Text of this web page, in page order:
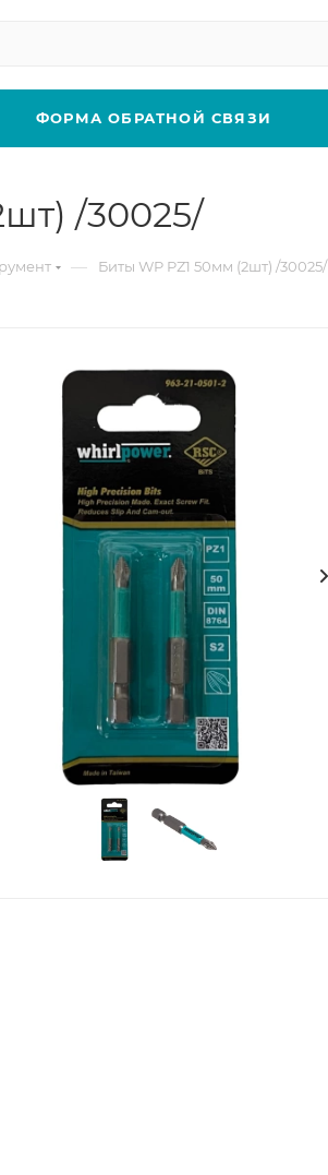
ФОРМА ОБРАТНОЙ СВЯЗИ
/30025/
— Биты WP PZ1 50мм (2шт) /30025/